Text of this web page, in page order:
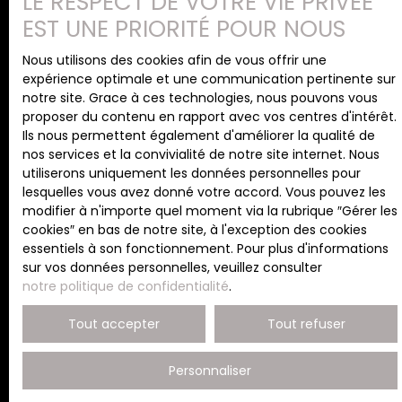
réaménagée pour créer un espace jour ouvert
encore plus spacieux. La superficie très
confortable des chambres de 12m2 chacune
permet également de les aménager selon vos
besoins : dressing, lit d’enfant supplémentaire,
bureau, suite parentale, etc… les possibilités sont
nombreuses. Notre agence peut vous aider à
élaborer votre projet de rénovation grâce à son
réseau d’artisans qualifiés. Si vous êtes intéressé
par ce bien à fort potentiel, n’hésitez pas à
contacter notre agence au 06 41 95 43 88 pour
discuter ensemble de votre projet. Prix de vente du
bien : 210 000€ honoraires d’agence inclus, soit
200 000 € hors honoraire d’agence et 5%
d’honoraire TTC à la charge de l’acquéreur.
Agence DS Immo, SARL au capital de 2 500 €,
immatriculée au RCS d’Ajaccio sous le numéro 910
Email
Vente
Appartement
Type de bien
Localisation
Budget max (€)
Surface min (m²)
Pièces min
J'accepte le traitement de mes données
personnelles conformément au RGPD. Si vous ne
EST UNE PRIORITÉ POUR NOUS
Nous utilisons des cookies afin de vous offrir une
expérience optimale et une communication pertinente sur
notre site. Grace à ces technologies, nous pouvons vous
proposer du contenu en rapport avec vos centres d'intérêt.
Ils nous permettent également d'améliorer la qualité de
nos services et la convivialité de notre site internet. Nous
utiliserons uniquement les données personnelles pour
lesquelles vous avez donné votre accord. Vous pouvez les
modifier à n'importe quel moment via la rubrique ″Gérer les
cookies″ en bas de notre site, à l'exception des cookies
essentiels à son fonctionnement. Pour plus d'informations
sur vos données personnelles, veuillez consulter
notre politique de confidentialité.
Tout accepter Tout refuser
Personnaliser